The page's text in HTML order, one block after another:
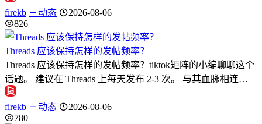
firekb 动态
2026-08-06
826
Threads 应该保持怎样的发帖频率？
Threads 应该保持怎样的发帖频率？tiktok矩阵的小编聊聊这个
话题。 建议在 Threads 上每天发布 2-3 次。 与其血脉相连…
firekb 动态
2026-08-06
780